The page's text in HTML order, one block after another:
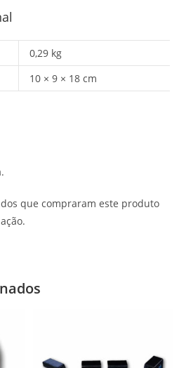
0,29 kg
10 × 9 × 18 cm
que compraram este produto